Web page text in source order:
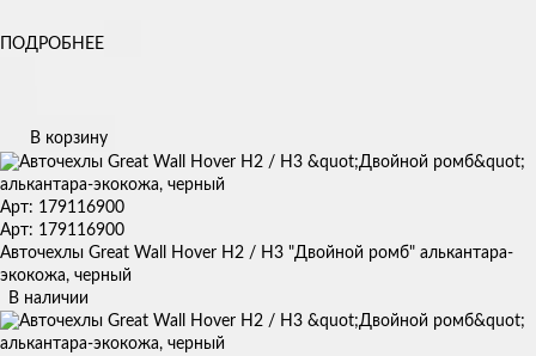
ПОДРОБНЕЕ
В корзину
Арт: 179116900
Арт: 179116900
Авточехлы Great Wall Hover H2 / H3 "Двойной ромб" алькантара-
экокожа, черный
В наличии